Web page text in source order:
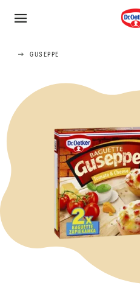
GUSEPPE